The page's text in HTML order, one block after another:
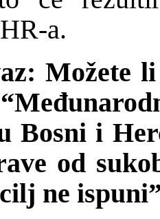
a.
Možete
Bosni i
od
ne